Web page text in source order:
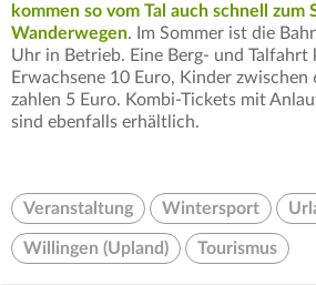
kommen so vom Tal auch schnell zum
Wanderwegen. Im Sommer ist die
Uhr in Betrieb. Eine Berg- und
Erwachsene 10 Euro, Kinder zwischen
zahlen 5 Euro. Kombi-Tickets mit
sind ebenfalls erhältlich.
Veranstaltung Wintersport
Willingen (Upland) Tourismus